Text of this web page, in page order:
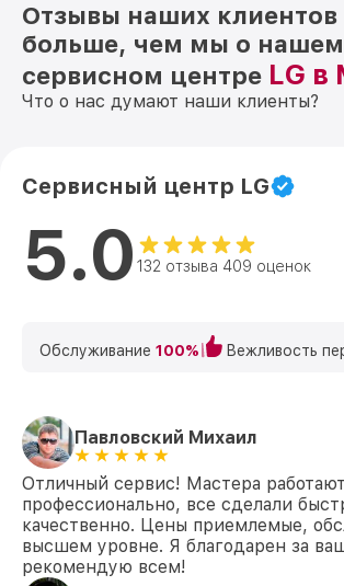
Отзывы наших клиентов
больше, чем мы о нашем
сервисном центре LG в
Что о нас думают наши клиенты?
Сервисный центр LG
5.0 132 отзыва 409 оценок
Обслуживание 100% Вежливость
Павловский Михаил
Отличный сервис! Мастера работают
профессионально, все сделали
качественно. Цены приемлемые,
высшем уровне. Я благодарен за
рекомендую всем!